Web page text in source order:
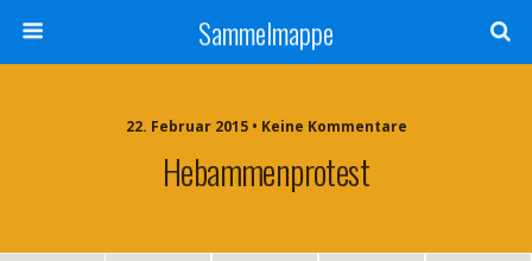
Sammelmappe
22. Februar 2015 • Keine Kommentare
Hebammenprotest